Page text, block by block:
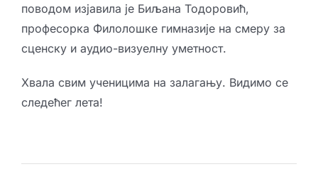
поводом изјавила је Биљана Тодоровић,
професорка Филолошке гимназије на смеру за
сценску и аудио-визуелну уметност.
Хвала свим ученицима на залагању. Видимо се
следећег лета!